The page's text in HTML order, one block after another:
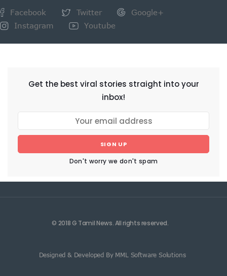
Facebook Twitter
Google+
Instagram
Youtube
Get the best viral stories straight into your
inbox!
SIGN UP
Don't worry we don't spam
© 2018 G Tamil News. All rights reserved.
Designed & Developed By MML Software Solutions